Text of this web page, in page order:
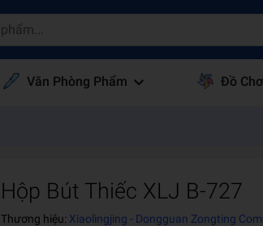
Văn Phòng Phẩm Đồ
Hộp Bút Thiếc XLJ B-727
Thương hiệu: Xiaolingjing - Dongguan Zongting